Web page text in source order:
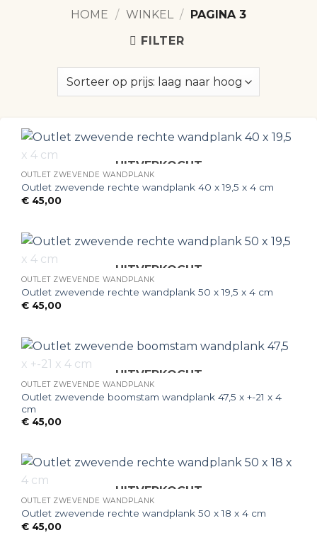
HOME / WINKEL /
PAGINA 3
FILTER
UITVERKOCHT
OUTLET ZWEVENDE WANDPLANK
Outlet zwevende rechte wandplank 40 x 19,5 x 4 cm
€45,00
UITVERKOCHT
OUTLET ZWEVENDE WANDPLANK
Outlet zwevende rechte wandplank 50 x 19,5 x 4 cm
€45,00
UITVERKOCHT
OUTLET ZWEVENDE WANDPLANK
Outlet zwevende boomstam wandplank 47,5 x +-21 x 4
cm
€45,00
UITVERKOCHT
OUTLET ZWEVENDE WANDPLANK
Outlet zwevende rechte wandplank 50 x 18 x 4 cm
€45,00